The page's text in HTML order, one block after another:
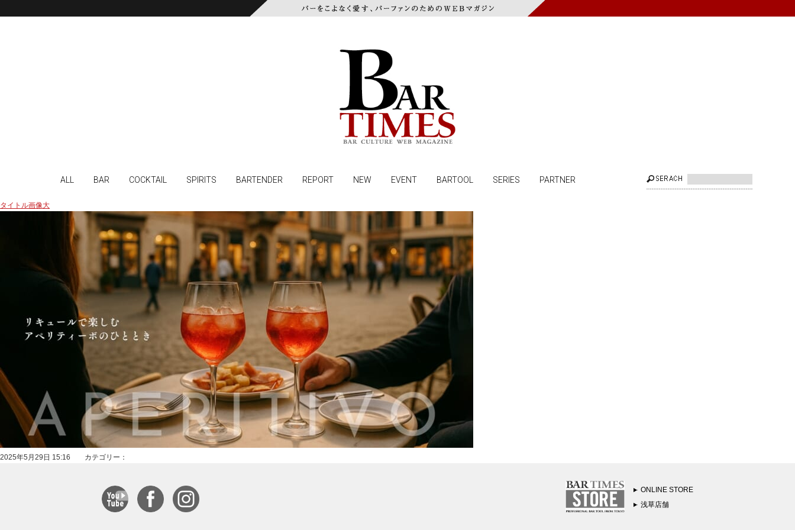
ALL BAR COCKTAIL SPIRITS BARTENDER REPORT NEW EVENT BARTOOL SERIES PARTNER
タイトル画像大
2025年5月29日 15:16 カテゴリー：
ONLINE STORE
浅草店舗